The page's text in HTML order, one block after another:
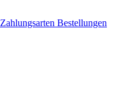
Zahlungsarten Bestellungen